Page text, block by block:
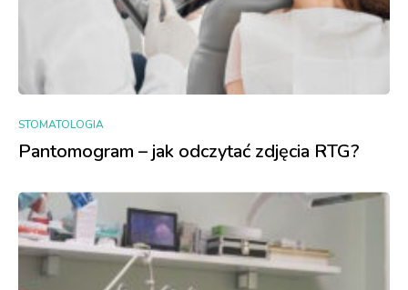
STOMATOLOGIA
Pantomogram – jak odczytać zdjęcia RTG?